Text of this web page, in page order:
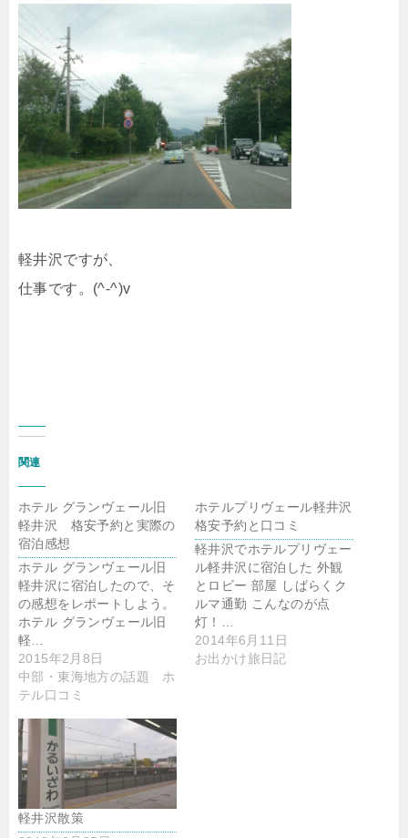
軽井沢ですが、
仕事です。(^-^)v
関連
ホテル グランヴェール旧
軽井沢 格安予約と実際の
宿泊感想
ホテル グランヴェール旧
軽井沢に宿泊したので、そ
の感想をレポートしよう。
ホテル グランヴェール旧
軽…
2015年2月8日
中部・東海地方の話題 ホ
テル口コミ
ホテルプリヴェール軽井沢
格安予約と口コミ
軽井沢でホテルプリヴェー
ル軽井沢に宿泊した 外観
とロビー 部屋 しばらくク
ルマ通勤 こんなのが点
灯！…
2014年6月11日
お出かけ旅日記
軽井沢散策